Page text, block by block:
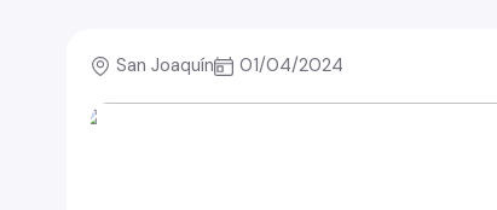
San Joaquín 01/04/2024